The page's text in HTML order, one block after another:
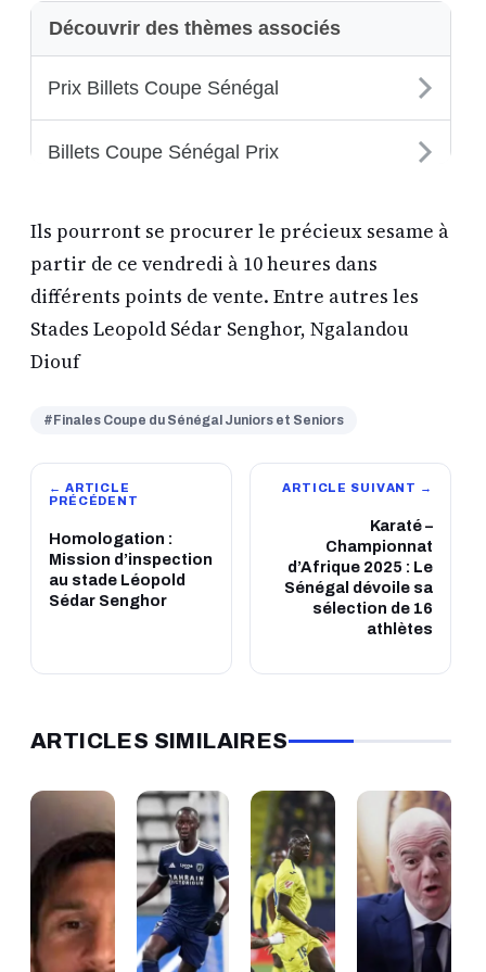
Ils pourront se procurer le précieux sesame à
partir de ce vendredi à 10 heures dans
différents points de vente. Entre autres les
Stades Leopold Sédar Senghor, Ngalandou
Diouf
#Finales Coupe du Sénégal Juniors et Seniors
← ARTICLE
PRÉCÉDENT
Homologation :
Mission d’inspection
au stade Léopold
Sédar Senghor
ARTICLE SUIVANT →
Karaté –
Championnat
d’Afrique 2025 : Le
Sénégal dévoile sa
sélection de 16
athlètes
ARTICLES SIMILAIRES